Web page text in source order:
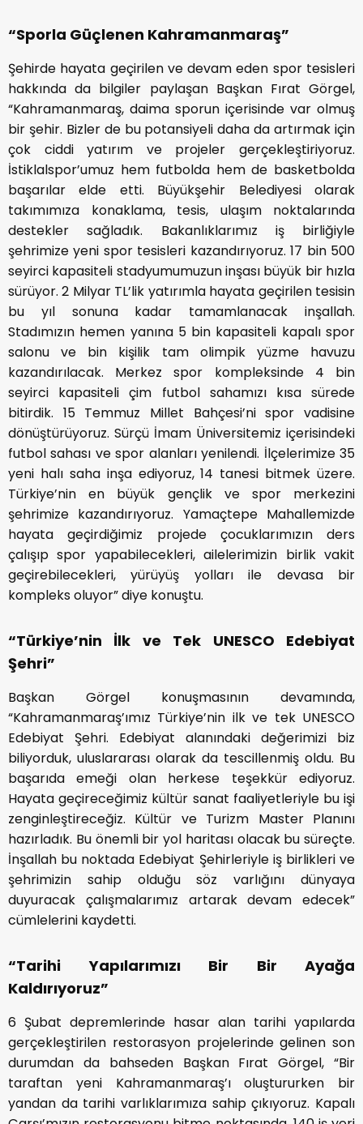
“Sporla Güçlenen Kahramanmaraş”
Şehirde hayata geçirilen ve devam eden spor tesisleri
hakkında da bilgiler paylaşan Başkan Fırat Görgel,
“Kahramanmaraş, daima sporun içerisinde var olmuş
bir şehir. Bizler de bu potansiyeli daha da artırmak için
çok ciddi yatırım ve projeler gerçekleştiriyoruz.
İstiklalspor’umuz hem futbolda hem de basketbolda
başarılar elde etti. Büyükşehir Belediyesi olarak
takımımıza konaklama, tesis, ulaşım noktalarında
destekler sağladık. Bakanlıklarımız iş birliğiyle
şehrimize yeni spor tesisleri kazandırıyoruz. 17 bin 500
seyirci kapasiteli stadyumumuzun inşası büyük bir hızla
sürüyor. 2 Milyar TL’lik yatırımla hayata geçirilen tesisin
bu yıl sonuna kadar tamamlanacak inşallah.
Stadımızın hemen yanına 5 bin kapasiteli kapalı spor
salonu ve bin kişilik tam olimpik yüzme havuzu
kazandırılacak. Merkez spor kompleksinde 4 bin
seyirci kapasiteli çim futbol sahamızı kısa sürede
bitirdik. 15 Temmuz Millet Bahçesi’ni spor vadisine
dönüştürüyoruz. Sürçü İmam Üniversitemiz içerisindeki
futbol sahası ve spor alanları yenilendi. İlçelerimize 35
yeni halı saha inşa ediyoruz, 14 tanesi bitmek üzere.
Türkiye’nin en büyük gençlik ve spor merkezini
şehrimize kazandırıyoruz. Yamaçtepe Mahallemizde
hayata geçirdiğimiz projede çocuklarımızın ders
çalışıp spor yapabilecekleri, ailelerimizin birlik vakit
geçirebilecekleri, yürüyüş yolları ile devasa bir
kompleks oluyor” diye konuştu.
“Türkiye’nin İlk ve Tek UNESCO Edebiyat
Şehri”
Başkan Görgel konuşmasının devamında,
“Kahramanmaraş’ımız Türkiye’nin ilk ve tek UNESCO
Edebiyat Şehri. Edebiyat alanındaki değerimizi biz
biliyorduk, uluslararası olarak da tescillenmiş oldu. Bu
başarıda emeği olan herkese teşekkür ediyoruz.
Hayata geçireceğimiz kültür sanat faaliyetleriyle bu işi
zenginleştireceğiz. Kültür ve Turizm Master Planını
hazırladık. Bu önemli bir yol haritası olacak bu süreçte.
İnşallah bu noktada Edebiyat Şehirleriyle iş birlikleri ve
şehrimizin sahip olduğu söz varlığını dünyaya
duyuracak çalışmalarımız artarak devam edecek”
cümlelerini kaydetti.
“Tarihi Yapılarımızı Bir Bir Ayağa
Kaldırıyoruz”
6 Şubat depremlerinde hasar alan tarihi yapılarda
gerçekleştirilen restorasyon projelerinde gelinen son
durumdan da bahseden Başkan Fırat Görgel, “Bir
taraftan yeni Kahramanmaraş’ı oluştururken bir
yandan da tarihi varlıklarımıza sahip çıkıyoruz. Kapalı